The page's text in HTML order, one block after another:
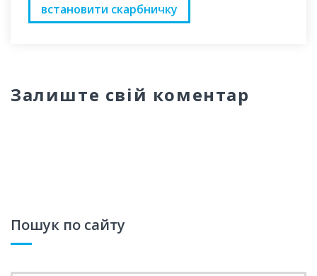
встановити скарбничку
Залиште свій коментар
Пошук по сайту